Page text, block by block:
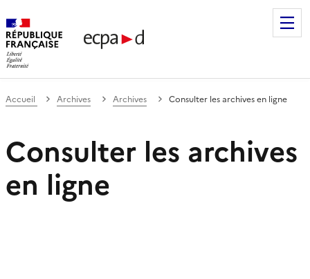
de communication et de production
Accueil Archives Archives Consulter les archives en ligne
Consulter les archives
en ligne